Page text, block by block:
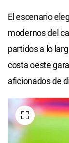
El escenario
modernos del
partidos a lo
costa oeste
aficionados de